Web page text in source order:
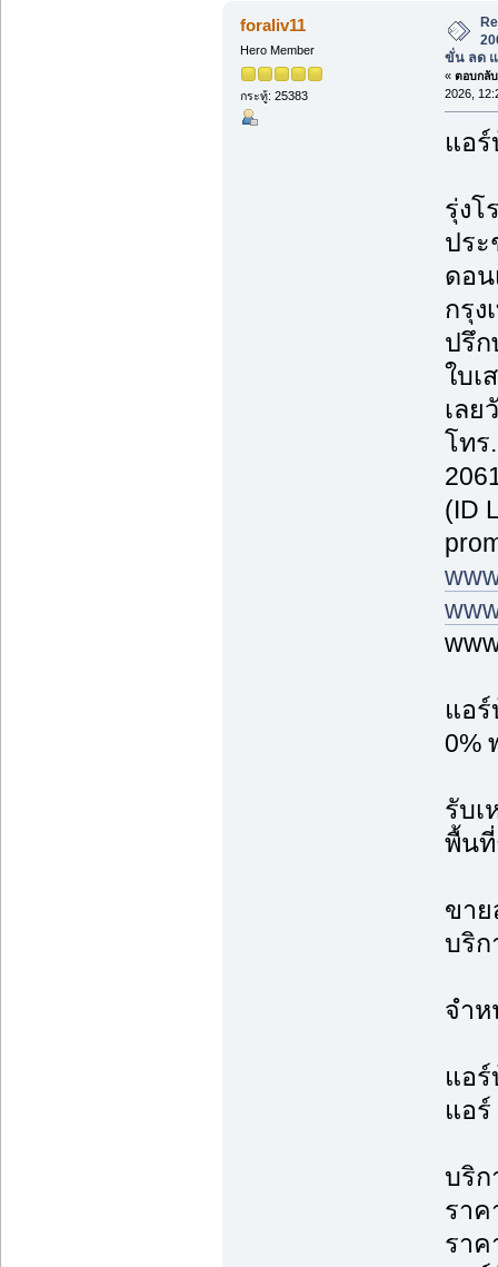
foraliv11
Hero Member
กระทู้: 25383
ขั่น ลด
« ตอบกลั
2026,
แอ
รุ่งโ
ประ
ดอน
กรุง
ปรึก
ใบเ
เลย
โทร
(ID
แอ
0%
รับเ
พื้น
ขาย
บริก
จำ
แอ
แอ
บริ
ราค
รา